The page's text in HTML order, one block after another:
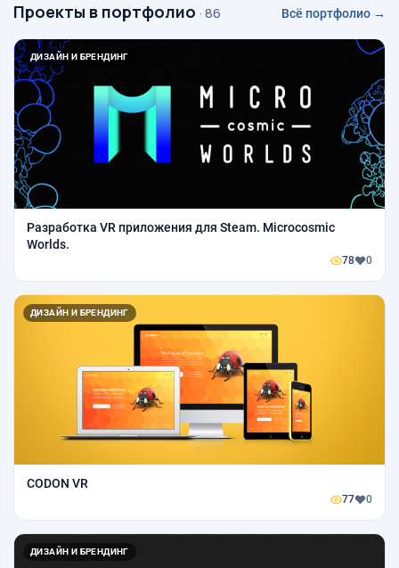
Проекты в портфолио · 86 Всё портфолио →
ДИЗАЙН И БРЕНДИНГ
Разработка VR приложения для Steam. Microcosmic
Worlds.
78 0
ДИЗАЙН И БРЕНДИНГ
CODON VR
77 0
ДИЗАЙН И БРЕНДИНГ